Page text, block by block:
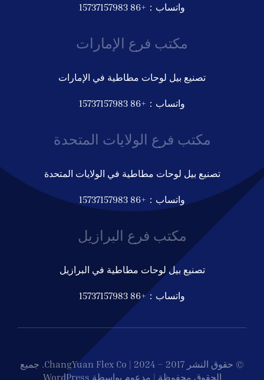
واتساب：+86 15737157983
مكتب فرع الإمارات
تصنيع بيل لوحات مطاطية في الإمارات
واتساب：+86 15737157983
مكتب فرع الولايات المتحدة
تصنيع بيل لوحات مطاطية في الولايات المتحدة
واتساب：+86 15737157983
مكتب فرع البرازيل
تصنيع بيل لوحات مطاطية في البرازيل
واتساب：+86 15737157983
© حقوق النشر 2017 – 2024 | ChangYuan Flex Co. جميع
الحقوق محفوظة | مدعوم بواسطة WordPress